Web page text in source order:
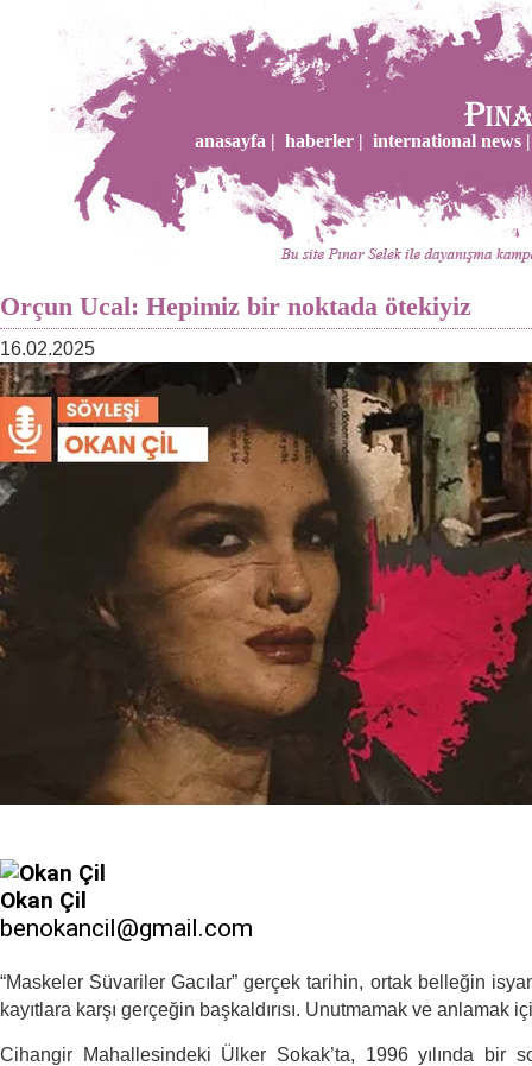
anasayfa | haberler | international news |
Orçun Ucal: Hepimiz bir noktada ötekiyiz
16.02.2025
Okan Çil
benokancil@gmail.com
“Maskeler Süvariler Gacılar” gerçek tarihin, ortak belleğin
kayıtlara karşı gerçeğin başkaldırısı. Unutmamak ve anlamak
Cihangir Mahallesindeki Ülker Sokak’ta, 1996 yılında bir